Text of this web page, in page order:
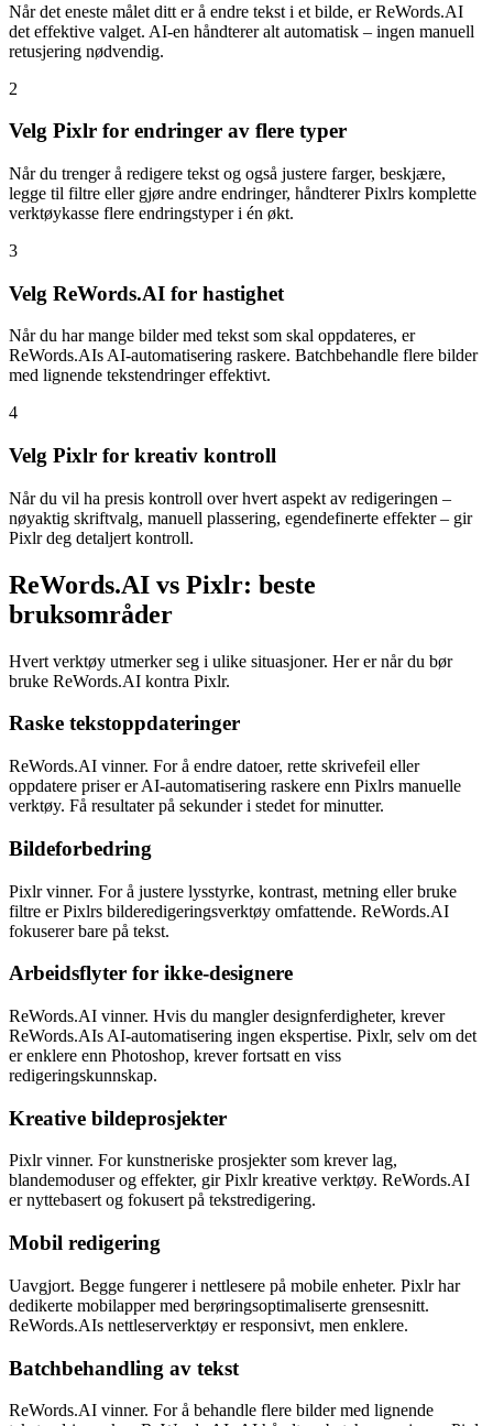
Når det eneste målet ditt er å endre tekst i et bilde, er ReWords.AI
det effektive valget. AI-en håndterer alt automatisk – ingen manuell
retusjering nødvendig.
2
Velg Pixlr for endringer av flere typer
Når du trenger å redigere tekst og også justere farger, beskjære,
legge til filtre eller gjøre andre endringer, håndterer Pixlrs komplette
verktøykasse flere endringstyper i én økt.
3
Velg ReWords.AI for hastighet
Når du har mange bilder med tekst som skal oppdateres, er
ReWords.AIs AI-automatisering raskere. Batchbehandle flere bilder
med lignende tekstendringer effektivt.
4
Velg Pixlr for kreativ kontroll
Når du vil ha presis kontroll over hvert aspekt av redigeringen –
nøyaktig skriftvalg, manuell plassering, egendefinerte effekter – gir
Pixlr deg detaljert kontroll.
ReWords.AI vs Pixlr: beste
bruksområder
Hvert verktøy utmerker seg i ulike situasjoner. Her er når du bør
bruke ReWords.AI kontra Pixlr.
Raske tekstoppdateringer
ReWords.AI vinner. For å endre datoer, rette skrivefeil eller
oppdatere priser er AI-automatisering raskere enn Pixlrs manuelle
verktøy. Få resultater på sekunder i stedet for minutter.
Bildeforbedring
Pixlr vinner. For å justere lysstyrke, kontrast, metning eller bruke
filtre er Pixlrs bilderedigeringsverktøy omfattende. ReWords.AI
fokuserer bare på tekst.
Arbeidsflyter for ikke-designere
ReWords.AI vinner. Hvis du mangler designferdigheter, krever
ReWords.AIs AI-automatisering ingen ekspertise. Pixlr, selv om det
er enklere enn Photoshop, krever fortsatt en viss
redigeringskunnskap.
Kreative bildeprosjekter
Pixlr vinner. For kunstneriske prosjekter som krever lag,
blandemoduser og effekter, gir Pixlr kreative verktøy. ReWords.AI
er nyttebasert og fokusert på tekstredigering.
Mobil redigering
Uavgjort. Begge fungerer i nettlesere på mobile enheter. Pixlr har
dedikerte mobilapper med berøringsoptimaliserte grensesnitt.
ReWords.AIs nettleserverktøy er responsivt, men enklere.
Batchbehandling av tekst
ReWords.AI vinner. For å behandle flere bilder med lignende